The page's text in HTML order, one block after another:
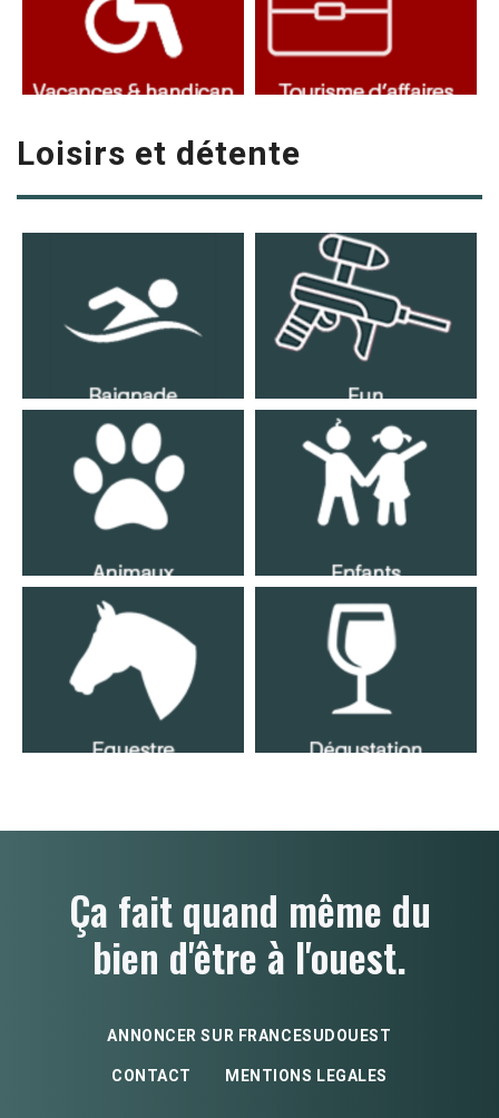
Loisirs et détente
Ça fait quand même du
bien d'être à l'ouest.
ANNONCER SUR FRANCESUDOUEST
CONTACT MENTIONS LEGALES